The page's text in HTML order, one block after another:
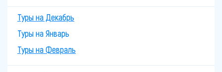
Туры на Декабрь
Туры на Январь
Туры на Февраль